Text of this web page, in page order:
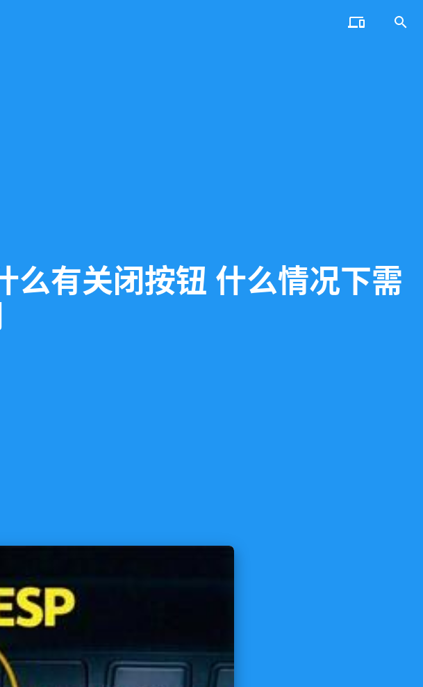
 
么有关闭按钮 什么情况下需